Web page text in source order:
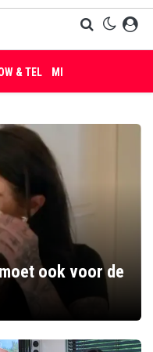
& TEL MISDAAD
ook voor de